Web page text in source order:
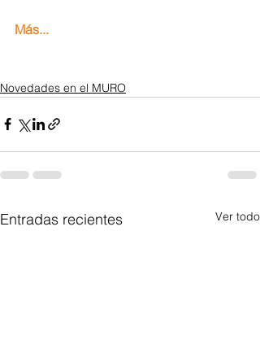
Más...
Novedades en el MURO
Entradas recientes Ver todo